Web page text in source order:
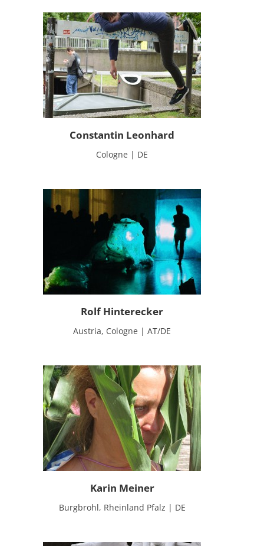
Constantin Leonhard
Cologne | DE
Rolf Hinterecker
Austria, Cologne | AT/DE
Karin Meiner
Burgbrohl, Rheinland Pfalz | DE